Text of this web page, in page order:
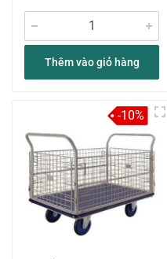
Thêm vào giỏ hàng
-10%